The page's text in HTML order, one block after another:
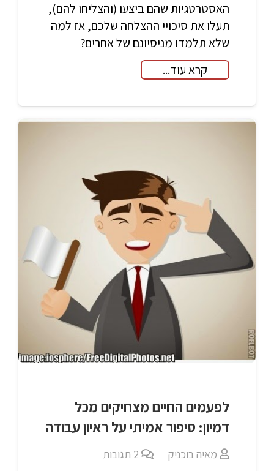
האסטרטגיות שהם ביצעו (והצליחו להם),
תעלו את סיכויי ההצלחה שלכם, אז למה
שלא תלמדו מניסיונם של אחרים?
קרא עוד...
לפעמים החיים מצחיקים מכל
דמיון: סיפור אמיתי על ראיון עבודה
מאיה בוכניק 2 תגובות